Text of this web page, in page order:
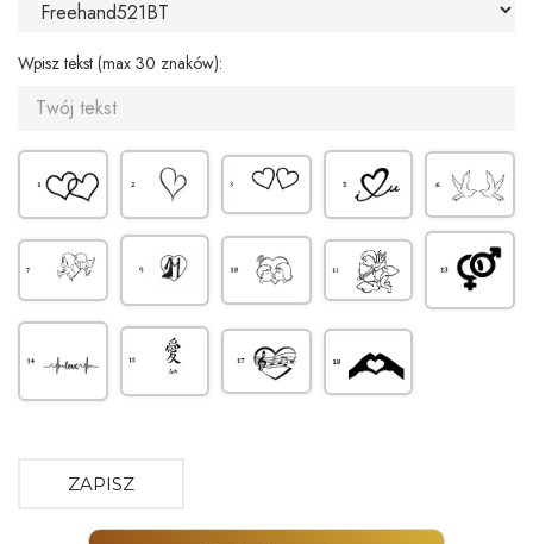
Wpisz tekst (max 30 znaków):
ZAPISZ